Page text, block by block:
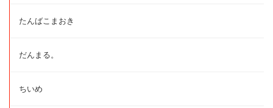
たんばこまおき
だんまる。
ちいめ